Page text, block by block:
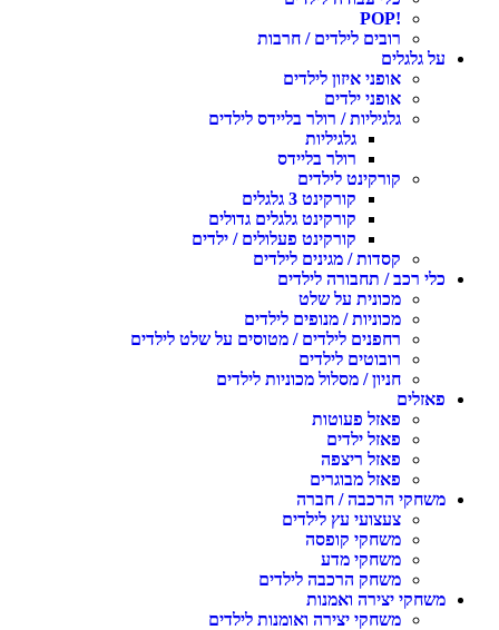
!POP
רובים לילדים / חרבות
על גלגלים
אופני איזון לילדים
אופני ילדים
גלגיליות / רולר בליידס לילדים
גלגיליות
רולר בליידס
קורקינט לילדים
קורקינט 3 גלגלים
קורקינט גלגלים גדולים
קורקינט פעלולים / ילדים
קסדות / מגינים לילדים
כלי רכב / תחבורה לילדים
מכונית על שלט
מכוניות / מנופים לילדים
רחפנים לילדים / מטוסים על שלט לילדים
רובוטים לילדים
חניון / מסלול מכוניות לילדים
פאזלים
פאזל פעוטות
פאזל ילדים
פאזל ריצפה
פאזל מבוגרים
משחקי הרכבה / חברה
צעצועי עץ לילדים
משחקי קופסה
משחקי מדע
משחק הרכבה לילדים
משחקי יצירה ואמנות
משחקי יצירה ואומנות לילדים